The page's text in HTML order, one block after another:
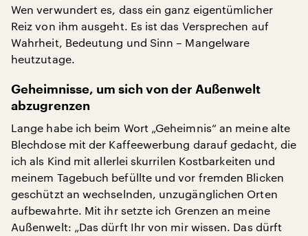
Wen verwundert es, dass ein ganz eigentümlicher
Reiz von ihm ausgeht. Es ist das Versprechen auf
Wahrheit, Bedeutung und Sinn – Mangelware
heutzutage.
Geheimnisse, um sich von der Außenwelt
abzugrenzen
Lange habe ich beim Wort „Geheimnis“ an meine alte
Blechdose mit der Kaffeewerbung darauf gedacht, die
ich als Kind mit allerlei skurrilen Kostbarkeiten und
meinem Tagebuch befüllte und vor fremden Blicken
geschützt an wechselnden, unzugänglichen Orten
aufbewahrte. Mit ihr setzte ich Grenzen an meine
Außenwelt: „Das dürft Ihr von mir wissen. Das dürft